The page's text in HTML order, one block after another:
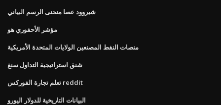
شيروود عصا منحنى الرسم البياني
مؤشر الأحفوري هو
منصات النفط المصنعين الولايات المتحدة الأمريكية
شنق استراتيجية التداول سنغ
تعلم تجارة الفوركس reddit
البيانات التاريخية للدولار اليورو